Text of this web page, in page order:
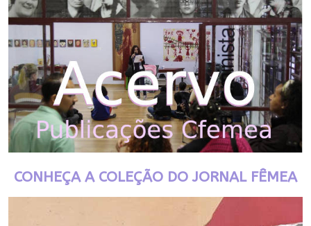
CONHEÇA A COLEÇÃO DO JORNAL FÊMEA